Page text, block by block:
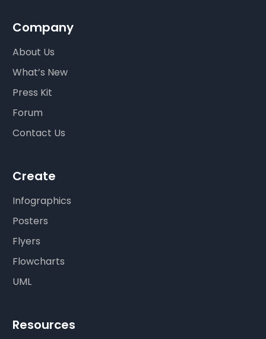
Company
About Us
What’s New
Press Kit
Forum
Contact Us
Create
Infographics
Posters
Flyers
Flowcharts
UML
Resources